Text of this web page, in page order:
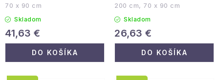
70 x 90 cm
Skladom
41,63 €
DO KOŠÍKA
200 cm, 70 x 90 cm
Skladom
26,63 €
DO KOŠÍKA